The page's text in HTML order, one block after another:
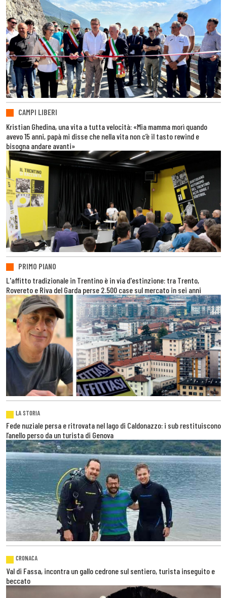
CAMPI LIBERI
Kristian Ghedina, una vita a tutta velocità: «Mia mamma morì quando
avevo 15 anni, papà mi disse che nella vita non c’è il tasto rewind e
bisogna andare avanti»
PRIMO PIANO
L'affitto tradizionale in Trentino è in via d'estinzione: tra Trento,
Rovereto e Riva del Garda perse 2.500 case sul mercato in sei anni
LA STORIA
Fede nuziale persa e ritrovata nel lago di Caldonazzo: i sub restituiscono
l’anello perso da un turista di Genova
CRONACA
Val di Fassa, incontra un gallo cedrone sul sentiero, turista inseguito e
beccato